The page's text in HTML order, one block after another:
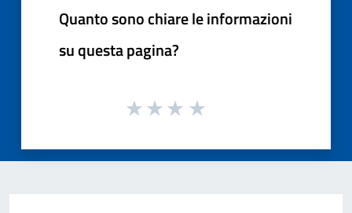
Quanto sono chiare le informazioni
su questa pagina?